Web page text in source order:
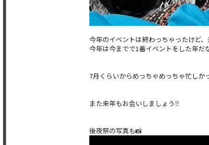
今年のイベントは終わっちゃったけど
今年は今までで1番イベントをした年だ
7月くらいからめっちゃめっちゃ忙しか
また来年もお会いしましょう‼️
後夜祭の写真も📸